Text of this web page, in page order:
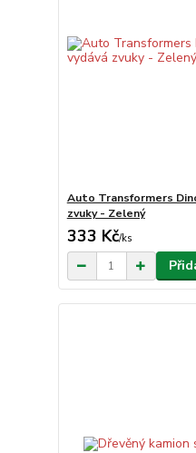
Auto Transformers
zvuky - Zelený
333 Kč/ks